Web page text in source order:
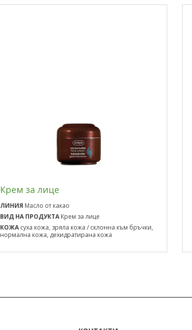
Крем за лице
ЛИНИЯ Масло от какао
ВИД НА ПРОДУКТА Крем за лице
КОЖА суха кожа, зряла кожа / склонна към бръчки,
нормална кожа, дехидратирана кожа